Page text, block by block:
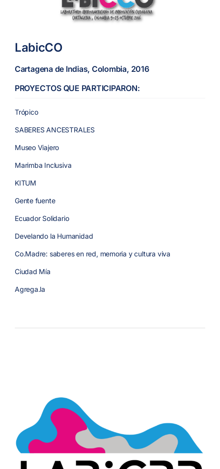
LabicCO
Cartagena de Indias, Colombia, 2016
PROYECTOS QUE PARTICIPARON:
Trópico
SABERES ANCESTRALES
Museo Viajero
Marimba Inclusiva
KITUM
Gente fuente
Ecuador Solidario
Develando la Humanidad
Co.Madre: saberes en red, memoria y cultura viva
Ciudad Mía
Agrega.la